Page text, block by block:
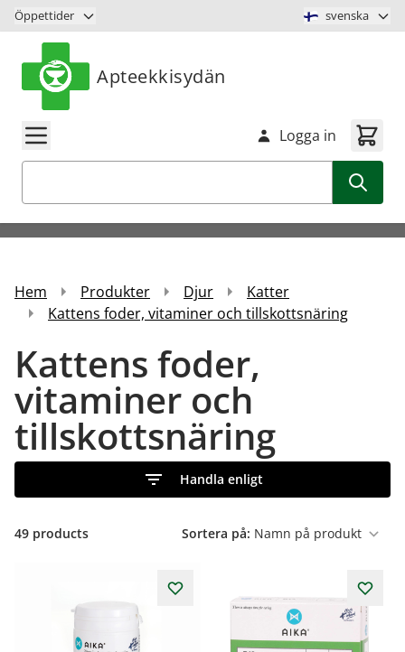
Hoppa till innehåll
Öppettider svenska
Apteekkisydän
Logga in
Hem Produkter Djur
Katter
Kattens foder, vitaminer och tillskottsnäring
Kattens foder,
vitaminer och
tillskottsnäring
Handla enligt
49 products Sortera på: